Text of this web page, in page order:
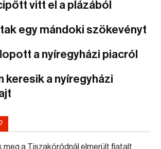
vitt el a plázából
egy mándoki szökevényt
a nyíregyházi piacról
keresik a nyíregyházi